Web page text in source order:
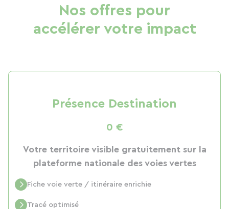
Nos offres pour
accélérer votre impact
Présence Destination
0 €
Votre territoire visible gratuitement sur la
plateforme nationale des voies vertes
Fiche voie verte / itinéraire enrichie
Tracé optimisé